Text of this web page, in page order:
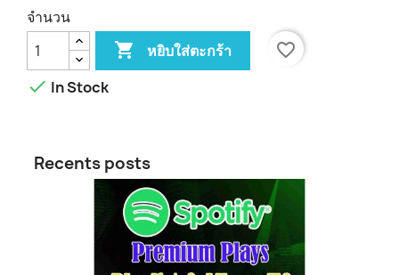
จำนวน
 หยิบใส่ตะกร้า
favorite_border
 In Stock
Recents posts